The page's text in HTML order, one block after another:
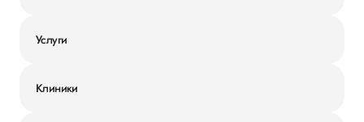
Услуги
Клиники